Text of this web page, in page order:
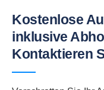
Kostenlose
inklusive
Kontaktieren